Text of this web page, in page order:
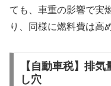
ても、車重の影響で実
り、同様に燃料費は高
【自動車税】排
し穴